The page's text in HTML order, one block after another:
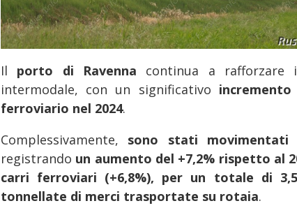
Il porto di Ravenna continua a rafforzare
intermodale, con un significativo
ferroviario nel 2024.
Complessivamente, sono stati movimentati
registrando un aumento del +7,2% rispetto al
carri ferroviari (+6,8%), per un totale di
tonnellate di merci trasportate su rotaia.